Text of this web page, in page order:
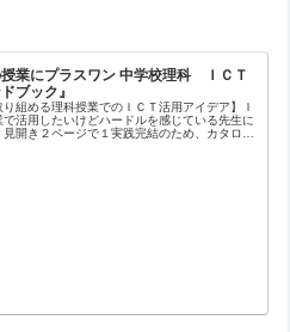
授業にプラスワン 中学校理科 ＩＣＴ
ブック』
り組める理科授業でのＩＣＴ活用アイデア】Ｉ
で活用したいけどハードルを感じている先生に
見開き２ページで１実践完結のため、カタログ